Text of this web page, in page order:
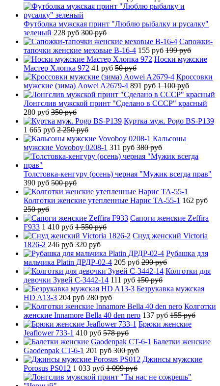
Футболка мужская принт "Люблю рыбалку и русалку"
зеленый 228 руб 300 руб
Сапожки-
тапочки женские меховые B-16-4 155 руб 199 руб
Носки мужские
Мастер Хлопка 972 41 руб 50 руб
Кроссовки
мужские (зима) Aowei A2679-4 891 руб 1 100 руб
Лонгслив мужской принт "Сделано в СССР" красный
280 руб 350 руб
Куртка муж. Pogo BS-P139
1 665 руб 2 250 руб
Кальсоны
мужские Vovoboy 0208-1 311 руб 380 руб
Толстовка-кенгуру (осень) черная "Мужик всегда прав"
390 руб 500 руб
Колготки женские утепленные Нарис TA-55-1 162 руб
250 руб
Сапоги женские Zeffira
F933 1 410 руб 1 550 руб
Снуд женский Victoria
1826-2 246 руб 320 руб
Рубашка для
мальчика Platin ДРДР-02-4 205 руб 290 руб
Колготки для
девочки Зувей C-3442-14 111 руб 150 руб
Безрукавка мужская
HD A13-3 204 руб 280 руб
Колготки
женские Innamore Bella 40 den nero 137 руб 155 руб
Брюки женские
Jeaflower 733-1 410 руб 578 руб
Балетки женские
Gaodenpak CT-6-1 201 руб 300 руб
Джинсы мужские
Porosus PS012 1 033 руб 1 099 руб